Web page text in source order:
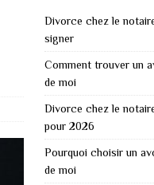
Divorce chez le
signer
Comment trouver un
de moi
Divorce chez le
pour 2026
Pourquoi choisir un
de moi